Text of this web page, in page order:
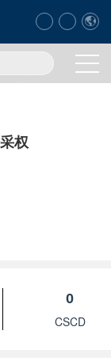
权
0
CSCD